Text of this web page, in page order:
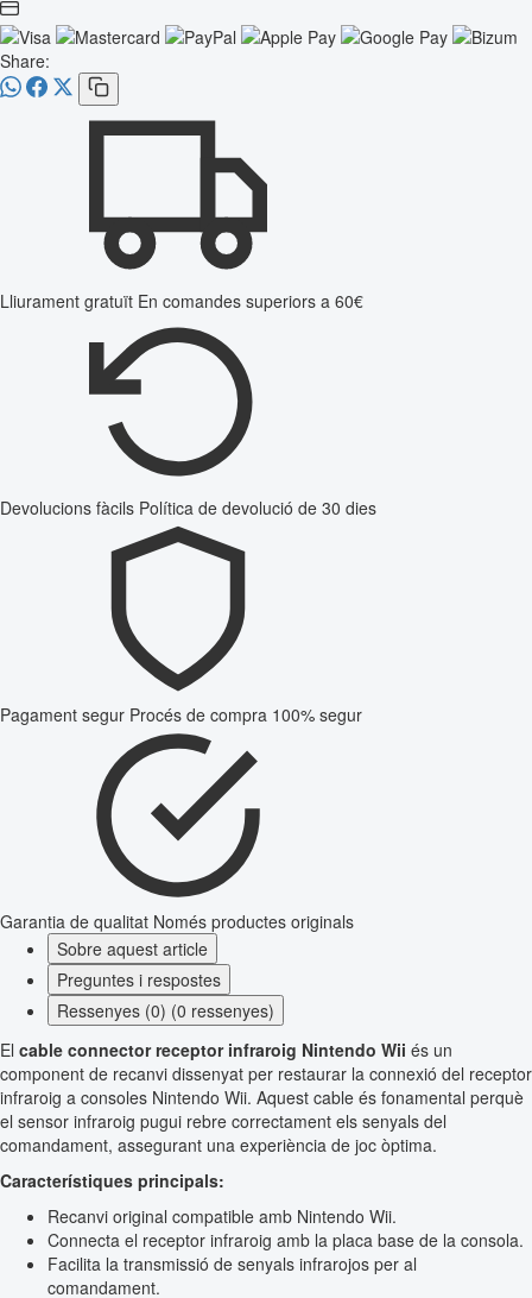
Share:
Lliurament gratuït En comandes superiors a 60€
Devolucions fàcils Política de devolució de 30 dies
Pagament segur Procés de compra 100% segur
Garantia de qualitat Només productes originals
Sobre aquest article
Preguntes i respostes
Ressenyes (0) (0 ressenyes)
El cable connector receptor infraroig Nintendo Wii és un
component de recanvi dissenyat per restaurar la connexió del receptor
infraroig a consoles Nintendo Wii. Aquest cable és fonamental perquè
el sensor infraroig pugui rebre correctament els senyals del
comandament, assegurant una experiència de joc òptima.
Característiques principals:
Recanvi original compatible amb Nintendo Wii.
Connecta el receptor infraroig amb la placa base de la consola.
Facilita la transmissió de senyals infrarojos per al
comandament.